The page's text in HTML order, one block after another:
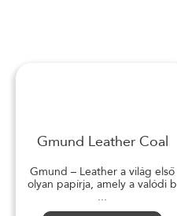
Gmund Leather Coal
Gmund – Leather a világ első
olyan papírja, amely a valódi b
...